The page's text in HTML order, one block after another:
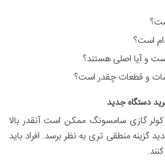
است؟
و آیا اصلی هستند؟
و قطعات چقدر است؟
دستگاه جدید
کولر گازی سامسونگ ممکن است آنقدر بالا
گزینه منطقی تری به نظر برسد. افراد باید